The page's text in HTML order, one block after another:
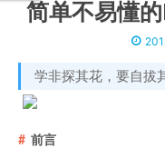
简单不易懂
学非探其花，要自拔
前言